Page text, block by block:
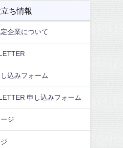
ち情報
企業について
込みフォーム
申し込みフォーム
ジ